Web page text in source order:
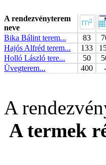
A rendezvényterem
neve
Bika Bálint terem...
83
Hajós Alfréd terem...
133
Holló László tere...
50
Üvegterem...
400 -
A
A termek